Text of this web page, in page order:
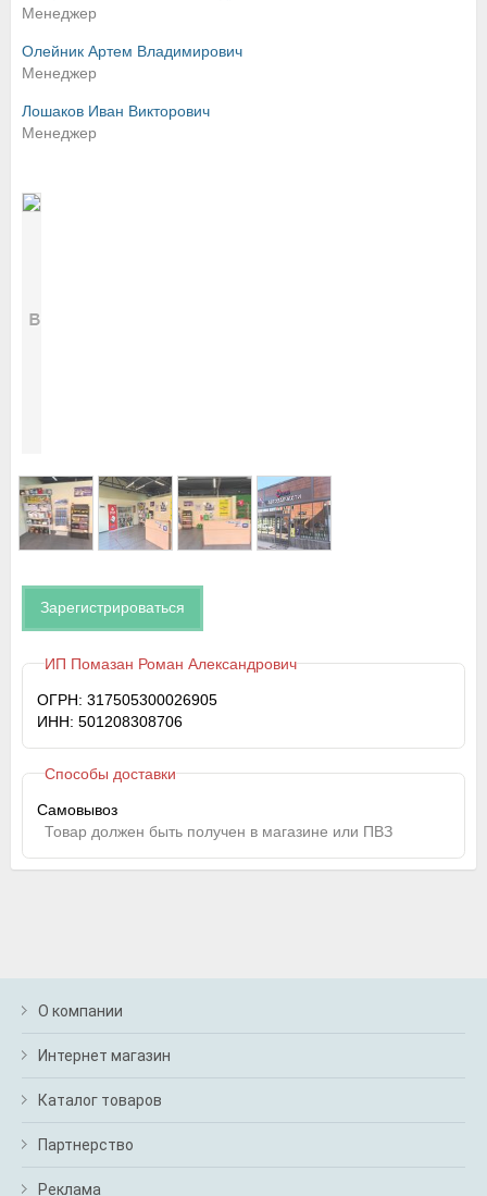
Менеджер
Олейник Артем Владимирович
Менеджер
Лошаков Иван Викторович
Менеджер
Зарегистрироваться
ИП Помазан Роман Александрович
ОГРН: 317505300026905
ИНН: 501208308706
Способы доставки
Самовывоз
Товар должен быть получен в магазине или ПВЗ
О компании
Интернет магазин
Каталог товаров
Партнерство
Реклама